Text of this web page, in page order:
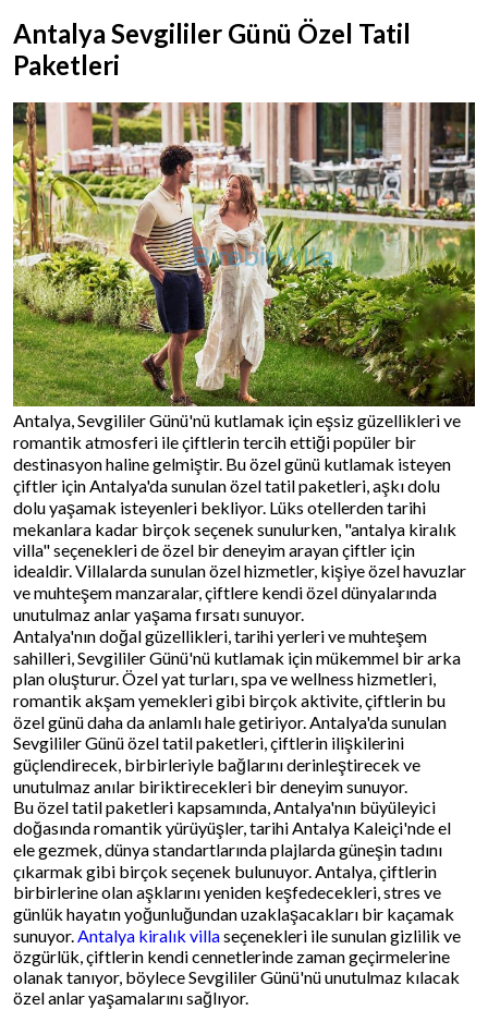
Antalya Sevgililer Günü Özel Tatil
Paketleri
Antalya, Sevgililer Günü'nü kutlamak için eşsiz güzellikleri ve
romantik atmosferi ile çiftlerin tercih ettiği popüler bir
destinasyon haline gelmiştir. Bu özel günü kutlamak isteyen
çiftler için Antalya'da sunulan özel tatil paketleri, aşkı dolu
dolu yaşamak isteyenleri bekliyor. Lüks otellerden tarihi
mekanlara kadar birçok seçenek sunulurken, "antalya kiralık
villa" seçenekleri de özel bir deneyim arayan çiftler için
idealdir. Villalarda sunulan özel hizmetler, kişiye özel havuzlar
ve muhteşem manzaralar, çiftlere kendi özel dünyalarında
unutulmaz anlar yaşama fırsatı sunuyor.
Antalya'nın doğal güzellikleri, tarihi yerleri ve muhteşem
sahilleri, Sevgililer Günü'nü kutlamak için mükemmel bir arka
plan oluşturur. Özel yat turları, spa ve wellness hizmetleri,
romantik akşam yemekleri gibi birçok aktivite, çiftlerin bu
özel günü daha da anlamlı hale getiriyor. Antalya'da sunulan
Sevgililer Günü özel tatil paketleri, çiftlerin ilişkilerini
güçlendirecek, birbirleriyle bağlarını derinleştirecek ve
unutulmaz anılar biriktirecekleri bir deneyim sunuyor.
Bu özel tatil paketleri kapsamında, Antalya'nın büyüleyici
doğasında romantik yürüyüşler, tarihi Antalya Kaleiçi'nde el
ele gezmek, dünya standartlarında plajlarda güneşin tadını
çıkarmak gibi birçok seçenek bulunuyor. Antalya, çiftlerin
birbirlerine olan aşklarını yeniden keşfedecekleri, stres ve
günlük hayatın yoğunluğundan uzaklaşacakları bir kaçamak
sunuyor.Antalya kiralık villaseçenekleri ile sunulan gizlilik ve
özgürlük, çiftlerin kendi cennetlerinde zaman geçirmelerine
olanak tanıyor, böylece Sevgililer Günü'nü unutulmaz kılacak
özel anlar yaşamalarını sağlıyor.